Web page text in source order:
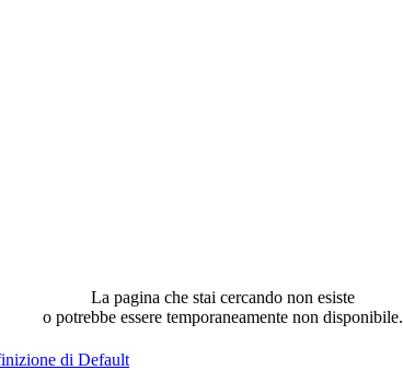
La pagina che stai cercando non esiste
o potrebbe essere temporaneamente non disponibile.
di Default